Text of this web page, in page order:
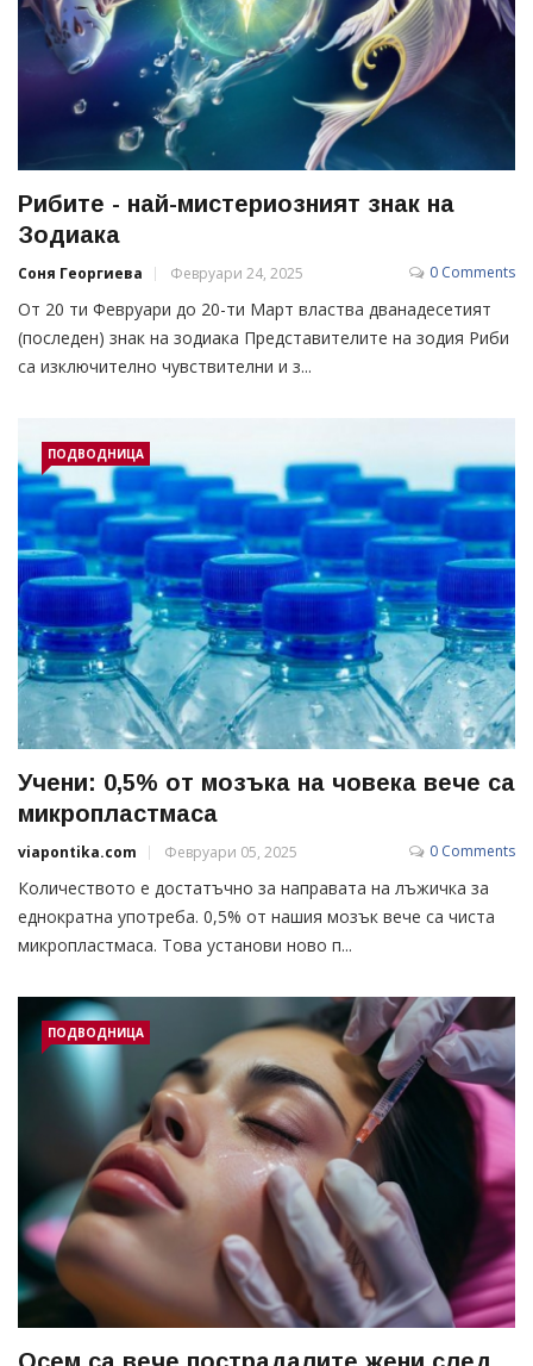
Рибите - най-мистериозният знак на
Зодиака
Соня Георгиева Февруари 24, 2025 0 Comments
От 20 ти Февруари до 20-ти Март властва дванадесетият
(последен) знак на зодиака Представителите на зодия Риби
са изключително чувствителни и з...
ПОДВОДНИЦА
Учени: 0,5% от мозъка на човека вече са
микропластмаса
viapontika.com Февруари 05, 2025 0 Comments
Количеството е достатъчно за направата на лъжичка за
еднократна употреба. 0,5% от нашия мозък вече са чиста
микропластмаса. Това установи ново п...
ПОДВОДНИЦА